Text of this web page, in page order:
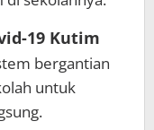
19 Kutim
bergantian
untuk